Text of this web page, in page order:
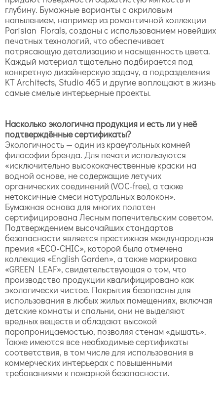
глубину. Бумажные варианты с акриловым
напылением, например из романтичной коллекции
Parisian Florals, созданы с использованием новейших
печатных технологий, что обеспечивает
потрясающую детализацию и насыщенность цвета.
Каждый материал тщательно подбирается под
конкретную дизайнерскую задачу, а подразделения
KT Architects, Studio 465 и другие воплощают в жизнь
самые смелые интерьерные проекты.
Насколько экологична продукция и есть ли у неё
подтверждённые сертификаты?
Экологичность — один из краеугольных камней
философии бренда. Для печати используются
«исключительно высококачественные краски на
водной основе, не содержащие летучих
органических соединений (VOC-free), а также
нетоксичные смеси натуральных волокон».
Бумажная основа для многих полотен
сертифицирована Лесным попечительским советом.
Подтверждением высочайших стандартов
безопасности является престижная международная
премия «ECO-CHIC», которой была отмечена
коллекция «English Garden», а также маркировка
«GREEN LEAF», свидетельствующая о том, что
производство продукции квалифицировано как
экологически чистое. Покрытия безопасны для
использования в любых жилых помещениях, включая
детские комнаты и спальни, они не выделяют
вредных веществ и обладают высокой
паропроницаемостью, позволяя стенам «дышать».
Также имеются все необходимые сертификаты
соответствия, в том числе для использования в
коммерческих интерьерах с повышенными
требованиями к пожарной безопасности.